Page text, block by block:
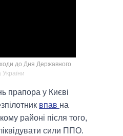
до Дня Державного
прапора у Києві
впав на
районі після того,
сили ППО.